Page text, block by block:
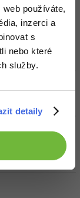
používáte,
inzerci a
s
nebo které
služby.
detaily